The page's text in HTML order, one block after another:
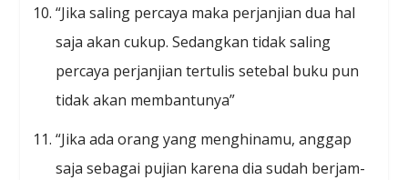
“Jika saling percaya maka perjanjian dua hal
saja akan cukup. Sedangkan tidak saling
percaya perjanjian tertulis setebal buku pun
tidak akan membantunya”
“Jika ada orang yang menghinamu, anggap
saja sebagai pujian karena dia sudah berjam-